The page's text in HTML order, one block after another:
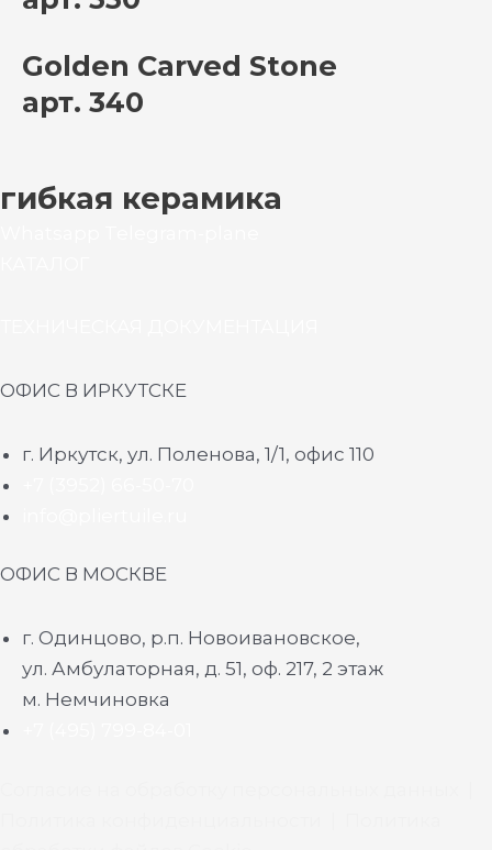
Golden Carved Stone
арт. 340
гибкая керамика
ОФИС В ИРКУТСКЕ
г. Иркутск, ул. Поленова, 1/1, офис 110
ОФИС В МОСКВЕ
г. Одинцово, р.п. Новоивановское,
ул. Амбулаторная, д. 51, оф. 217, 2 этаж
м. Немчиновка